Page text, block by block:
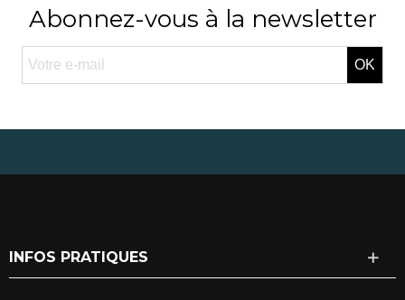
Abonnez-vous à la newsletter
OK
INFOS PRATIQUES